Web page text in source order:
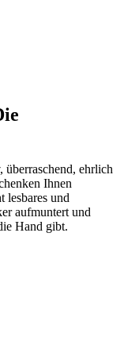
überraschend, ehrlich
Ihnen
lesbares und
aufmuntert und
Hand gibt.